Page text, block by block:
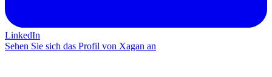
LinkedIn
Sehen Sie sich das Profil von Xagan an